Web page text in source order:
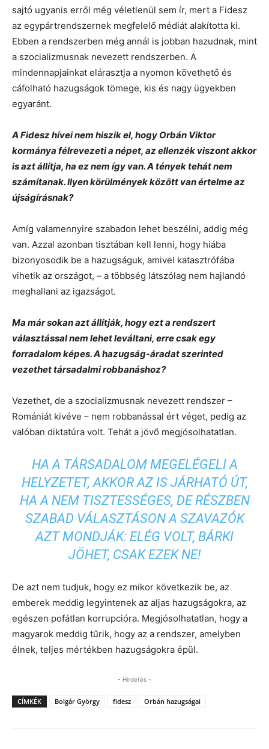
sajtó ugyanis erről még véletlenül sem ír, mert a Fidesz
az egypártrendszernek megfelelő médiát alakította ki.
Ebben a rendszerben még annál is jobban hazudnak, mint
a szocializmusnak nevezett rendszerben. A
mindennapjainkat elárasztja a nyomon követhető és
cáfolható hazugságok tömege, kis és nagy ügyekben
egyaránt.
A Fidesz hívei nem hiszik el, hogy Orbán Viktor
kormánya félrevezeti a népet, az ellenzék viszont akkor
is azt állítja, ha ez nem így van. A tények tehát nem
számítanak. Ilyen körülmények között van értelme az
újságírásnak?
Amíg valamennyire szabadon lehet beszélni, addig még
van. Azzal azonban tisztában kell lenni, hogy hiába
bizonyosodik be a hazugságuk, amivel katasztrófába
vihetik az országot, – a többség látszólag nem hajlandó
meghallani az igazságot.
Ma már sokan azt állítják, hogy ezt a rendszert
választással nem lehet leváltani, erre csak egy
forradalom képes. A hazugság-áradat szerinted
vezethet társadalmi robbanáshoz?
Vezethet, de a szocializmusnak nevezett rendszer –
Romániát kivéve – nem robbanással ért véget, pedig az
valóban diktatúra volt. Tehát a jövő megjósolhatatlan.
HA A TÁRSADALOM MEGELÉGELI A
HELYZETET, AKKOR AZ IS JÁRHATÓ ÚT,
HA A NEM TISZTESSÉGES, DE RÉSZBEN
SZABAD VÁLASZTÁSON A SZAVAZÓK
AZT MONDJÁK: ELÉG VOLT, BÁRKI
JÖHET, CSAK EZEK NE!
De azt nem tudjuk, hogy ez mikor következik be, az
emberek meddig legyintenek az aljas hazugságokra, az
egészen pofátlan korrupcióra. Megjósolhatatlan, hogy a
magyarok meddig tűrik, hogy az a rendszer, amelyben
élnek, teljes mértékben hazugságokra épül.
- Hirdetés -
CÍMKÉK Bolgár György fidesz Orbán hazugságai